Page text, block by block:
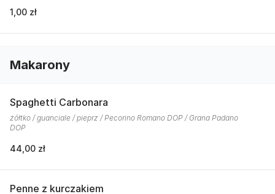
1,00 zł
Makarony
Spaghetti Carbonara
żółtko / guanciale / pieprz / Pecorino Romano DOP / Grana Padano
DOP
44,00 zł
Penne z kurczakiem